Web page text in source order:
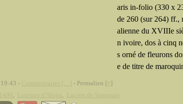
aris in-folio (330 x
de 260 (sur 264) ff.,
alienne du XVIIIe
n ivoire, dos à cinq
s orné de fleurons
e de titre de
- - Permalien [ ]
, ,